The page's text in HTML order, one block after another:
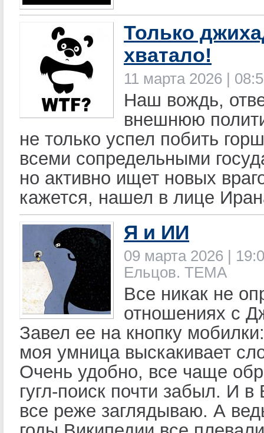
Только
хватало!
11 марта 2026 |
Наш вождь,
внешнюю
не только успел побить
всеми сопредельными
но активно ищет новых
кажется, нашел в лице
Я и ИИ
09 марта 2026 |
Ельцов. ТЕМА
Все никак не
отношениях с
Завел ее на кнопку
моя умница выскакивает
Очень удобно, все чаще
гугл-поиск почти забыл. И
все реже заглядываю. А